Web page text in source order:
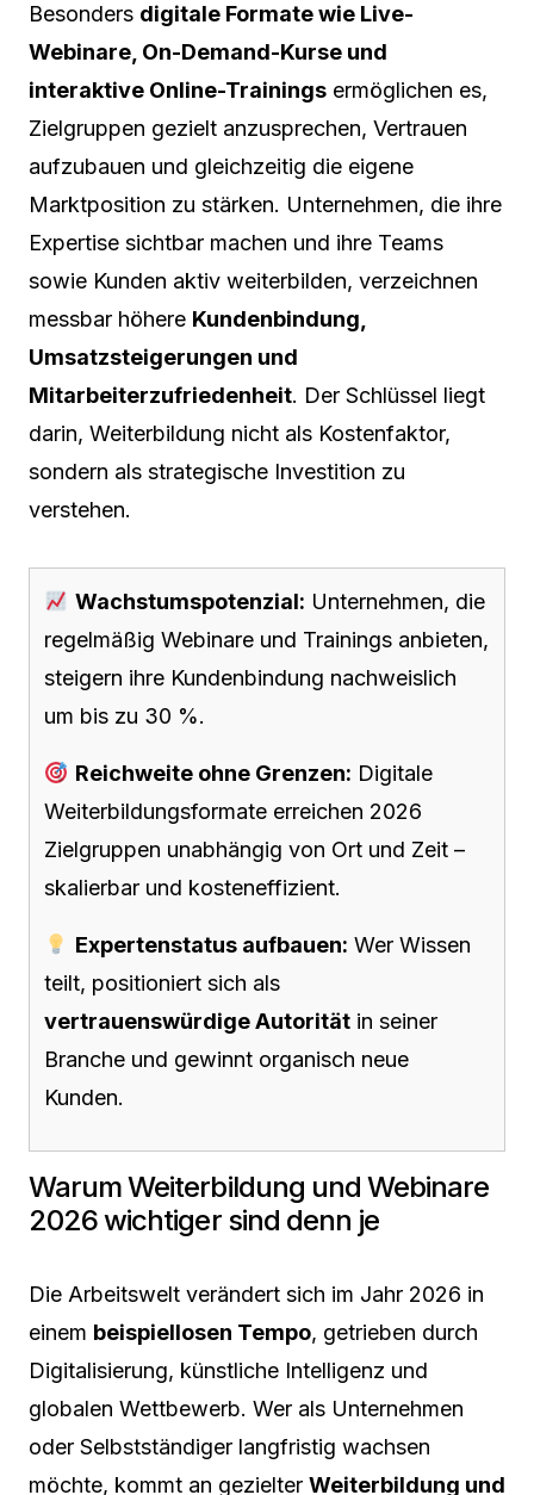
Besonders digitale Formate wie Live-
Webinare, On-Demand-Kurse und
interaktive Online-Trainings ermöglichen es,
Zielgruppen gezielt anzusprechen, Vertrauen
aufzubauen und gleichzeitig die eigene
Marktposition zu stärken. Unternehmen, die ihre
Expertise sichtbar machen und ihre Teams
sowie Kunden aktiv weiterbilden, verzeichnen
messbar höhere Kundenbindung,
Umsatzsteigerungen und
Mitarbeiterzufriedenheit. Der Schlüssel liegt
darin, Weiterbildung nicht als Kostenfaktor,
sondern als strategische Investition zu
verstehen.
Wachstumspotenzial: Unternehmen, die
regelmäßig Webinare und Trainings anbieten,
steigern ihre Kundenbindung nachweislich
um bis zu 30 %.
Reichweite ohne Grenzen: Digitale
Weiterbildungsformate erreichen 2026
Zielgruppen unabhängig von Ort und Zeit –
skalierbar und kosteneffizient.
Expertenstatus aufbauen: Wer Wissen
teilt, positioniert sich als
vertrauenswürdige Autorität in seiner
Branche und gewinnt organisch neue
Kunden.
Warum Weiterbildung und Webinare
2026 wichtiger sind denn je
Die Arbeitswelt verändert sich im Jahr 2026 in
einem beispiellosen Tempo, getrieben durch
Digitalisierung, künstliche Intelligenz und
globalen Wettbewerb. Wer als Unternehmen
oder Selbstständiger langfristig wachsen
möchte, kommt an gezielter Weiterbildung und